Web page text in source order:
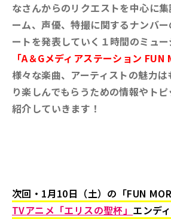
なさんからのリクエストを中心に
ーム、声優、特撮に関するナンバ
ートを発表していく１時間のミュ
「A＆Gメディアステーション FUN
様々な楽曲、アーティストの魅力
り楽しんでもらうための情報やト
紹介していきます！
次回・1月10日（土）の「FUN
TVアニメ「エリスの聖杯」 エンデ